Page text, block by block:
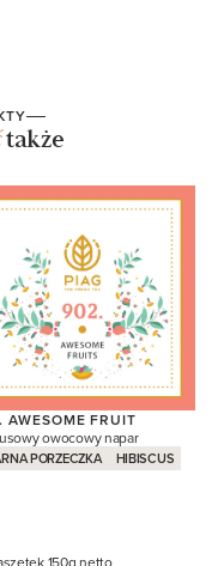
także
AWESOME FRUIT
owocowy napar
PORZECZKA
HIBISCUS
150g netto